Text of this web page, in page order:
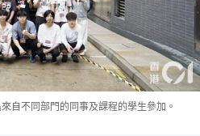
自不同部門的同事及課程的學生參加。